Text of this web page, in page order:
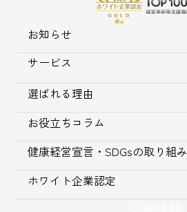
お知らせ
サービス
選ばれる理由
お役立ちコラム
健康経営宣言・SDGsの取り組み
ホワイト企業認定